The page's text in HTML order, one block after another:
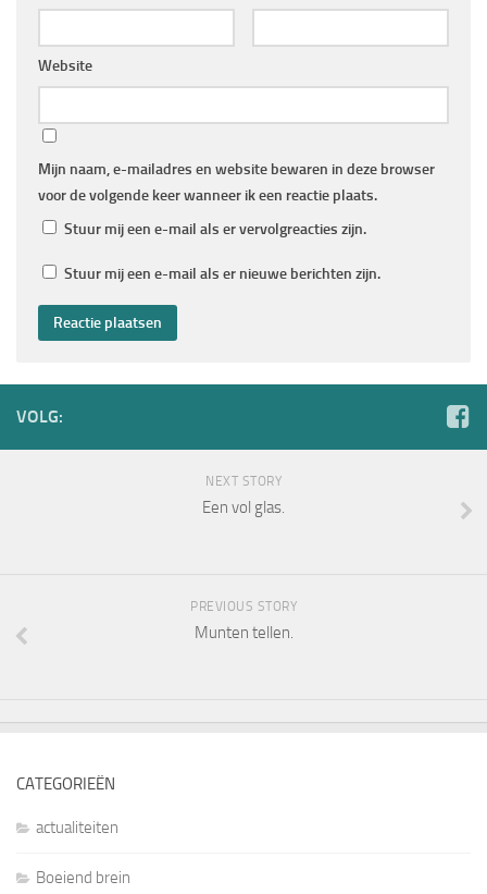
Website
Mijn naam, e-mailadres en website bewaren in deze browser
voor de volgende keer wanneer ik een reactie plaats.
Stuur mij een e-mail als er vervolgreacties zijn.
Stuur mij een e-mail als er nieuwe berichten zijn.
VOLG:
NEXT STORY
Een vol glas.
PREVIOUS STORY
Munten tellen.
CATEGORIEËN
actualiteiten
Boeiend brein